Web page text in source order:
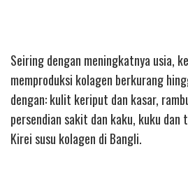
Seiring dengan meningkatnya usia,
memproduksi kolagen berkurang
dengan: kulit keriput dan kasar,
persendian sakit dan kaku, kuku dan
Kirei susu kolagen di Bangli.